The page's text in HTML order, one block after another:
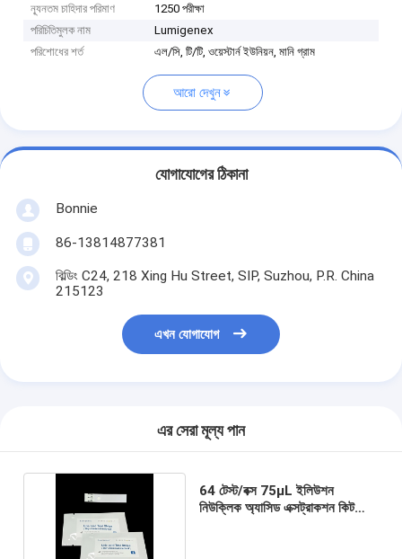
ন্যূনতম চাহিদার পরিমাণ
1250 পরীক্ষা
পরিচিতিমুলক নাম
Lumigenex
পরিশোধের শর্ত
এল/সি, টি/টি, ওয়েস্টার্ন ইউনিয়ন, মানি গ্রাম
আরো দেখুন
যোগাযোগের ঠিকানা
Bonnie
86-13814877381
বিল্ডিং C24, 218 Xing Hu Street, SIP, Suzhou, P.R. China
215123
এখন যোগাযোগ
এর সেরা মূল্য পান
64 টেস্ট/বক্স 75μL ইলিউশন
নিউক্লিক অ্যাসিড এক্সট্রাকশন কিট